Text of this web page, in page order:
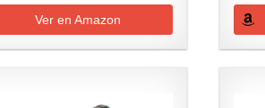
Ver en Amazon